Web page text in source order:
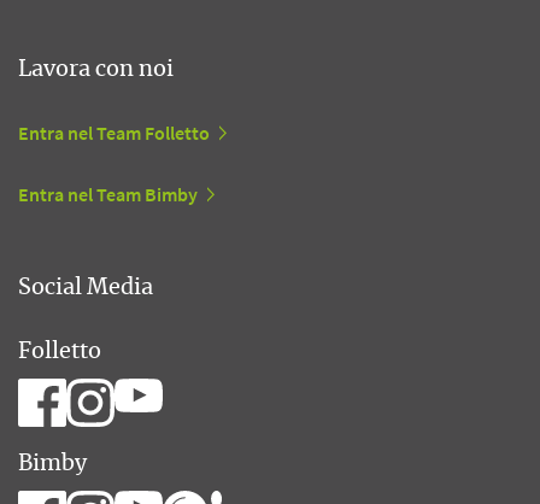
Lavora con noi
Entra nel Team Folletto
Entra nel Team Bimby
Social Media
Folletto
Bimby